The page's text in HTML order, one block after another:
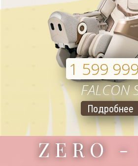
1 599 999
FALCON
Подробнее
ZERO -